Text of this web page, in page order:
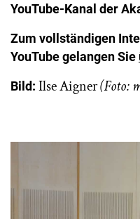
YouTube-Kanal der
Zum vollständigen
YouTube gelangen Sie
Bild: Ilse Aigner(Foto: